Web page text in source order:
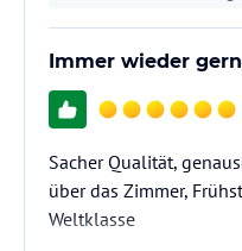
sich mit Freunden oder
Pianomusik auf den Abend
Sonstige Einrichtungen
24h Rooom-Service, 24 h
Health Club, Business Center,
Immer wieder
Sacher Qualität,
über das Zimmer,
Weltklasse